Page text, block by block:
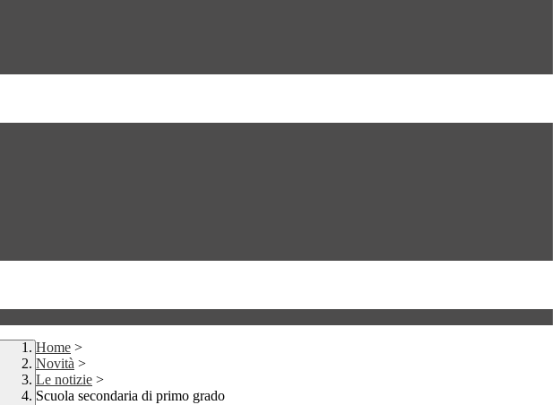
Home >
Novità >
Le notizie >
Scuola secondaria di primo grado